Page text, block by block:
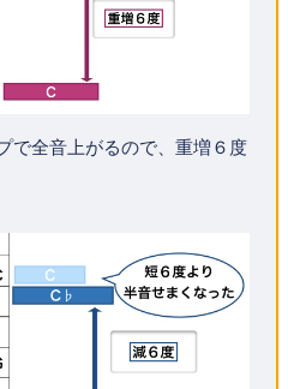
で全音上がるので、重増６度